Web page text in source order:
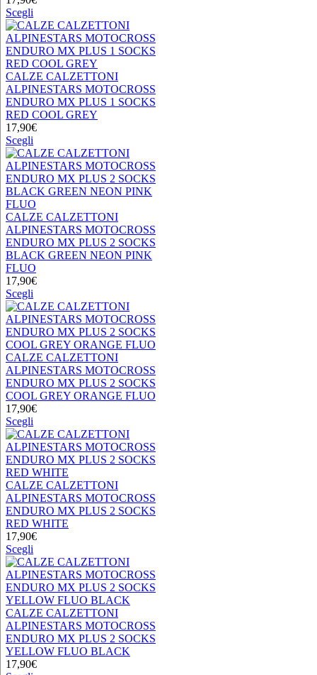
pagina
del
prodotto
Scegli
prodotto
ha
più
varianti.
Le
opzioni
possono
essere
scelte
pagina
del
prodotto
CALZE CALZETTONI
ALPINESTARS MOTOCROSS
ENDURO MX PLUS 1 SOCKS
RED COOL GREY
17,90€
Scegli
prodotto
ha
più
varianti.
Le
opzioni
possono
essere
scelte
nella
pagina
prodotto
CALZE CALZETTONI
ALPINESTARS MOTOCROSS
ENDURO MX PLUS 2 SOCKS
BLACK GREEN NEON PINK
FLUO
17,90€
Scegli
prodotto
ha
più
varianti.
Le
opzioni
possono
essere
scelte
pagina
del
prodotto
CALZE CALZETTONI
ALPINESTARS MOTOCROSS
ENDURO MX PLUS 2 SOCKS
COOL GREY ORANGE FLUO
17,90€
Scegli
prodotto
ha
più
varianti.
Le
opzioni
possono
essere
scelte
pagina
del
prodotto
CALZE CALZETTONI
ALPINESTARS MOTOCROSS
ENDURO MX PLUS 2 SOCKS
RED WHITE
17,90€
Scegli
prodotto
ha
più
varianti.
Le
opzioni
possono
essere
scelte
CALZE CALZETTONI
ALPINESTARS MOTOCROSS
ENDURO MX PLUS 2 SOCKS
YELLOW FLUO BLACK
17,90€